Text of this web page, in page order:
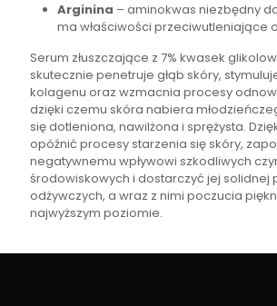
Arginina – aminokwas niezbędny
ma właściwości przeciwutleniające
Serum złuszczające z 7% kwasek
skutecznie penetruje głąb skóry,
kolagenu oraz wzmacnia procesy
dzięki czemu skóra nabiera
się dotleniona, nawilżona i sprężysta.
opóźnić procesy starzenia się skóry,
negatywnemu wpływowi szkodliwych
środowiskowych i dostarczyć jej solidnej
odżywczych, a wraz z nimi poczucia
najwyższym poziomie.